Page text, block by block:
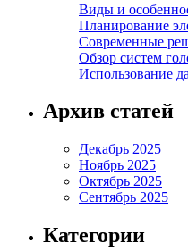
Виды и
Планирование
Современные
Обзор систем
Использование
Архив статей
Декабрь 2025
Ноябрь 2025
Октябрь 2025
Сентябрь 2025
Категории